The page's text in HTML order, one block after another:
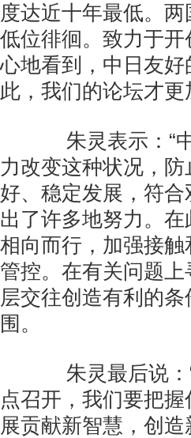
度达近十年最低。
低位徘徊。致力于
心地看到，中日友
此，我们的论坛才更
朱灵表示：“中
力改变这种状况，
好、稳定发展，符
出了许多地努力。
相向而行，加强接
管控。在有关问题
层交往创造有利的
围。
朱灵最后说：“
点召开，我们要把
展贡献新智慧，创